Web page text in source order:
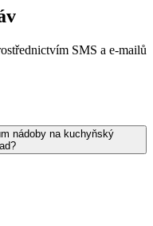
SMS a e-mailů
nádoby na kuchyňský